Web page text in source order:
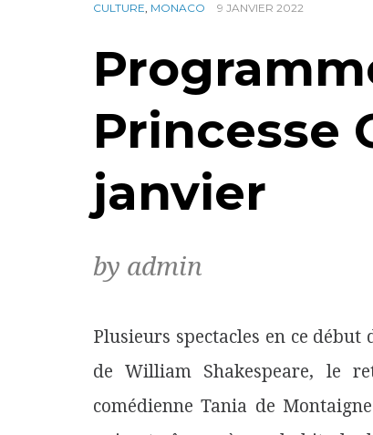
CULTURE, MONACO 9 JANVIER 2022
Princesse
janvier
by admin
Plusieurs spectacles en ce début
de William Shakespeare, le
comédienne Tania de